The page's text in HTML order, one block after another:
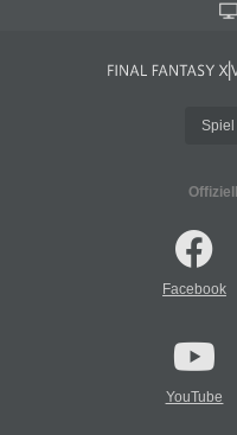
Facebook
YouTube